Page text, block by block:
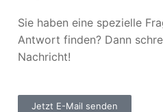
Sie haben eine spezielle
Antwort finden? Dann
Nachricht!
Jetzt E-Mail senden